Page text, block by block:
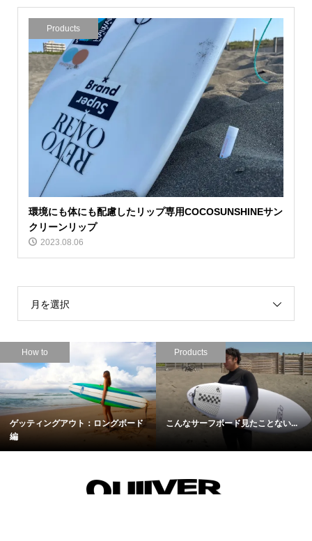
Products
環境にも体にも配慮したリップ専用COCOSUNSHINEサン
クリーンリップ
2023.08.06
月を選択
Products
名作の融合！Hayden shapes待望
の...
Movie
大橋海人が魅せる！サイズアップ...